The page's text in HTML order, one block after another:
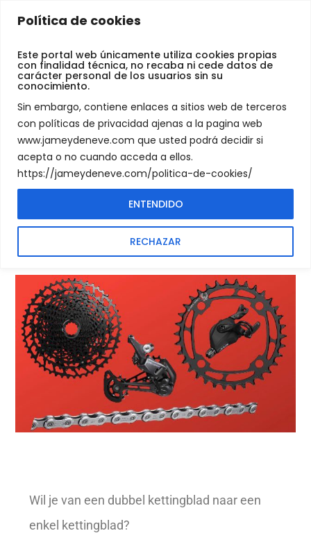
Política de cookies
Este portal web únicamente utiliza cookies propias
con finalidad técnica, no recaba ni cede datos de
carácter personal de los usuarios sin su
conocimiento.
Sin embargo, contiene enlaces a sitios web de terceros
con políticas de privacidad ajenas a la pagina web
www.jameydeneve.com que usted podrá decidir si
acepta o no cuando acceda a ellos.
https://jameydeneve.com/politica-de-cookies/
RECHAZAR
ENTENDIDO
Jamey
Neve
TIPS
Maak uw fiets
economisch
gezien een
single-speed
27 de September de 2023
Wil je van een dubbel kettingblad naar een
enkel kettingblad?